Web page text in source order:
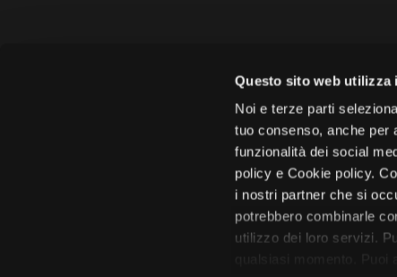
Questo sito web utilizza
Noi e terze parti
tuo consenso, anche per
funzionalità dei social
policy e Cookie policy.
i nostri partner che si
potrebbero combinarle
utilizzo dei loro servizi.
qualsiasi momento. Puoi
Città di